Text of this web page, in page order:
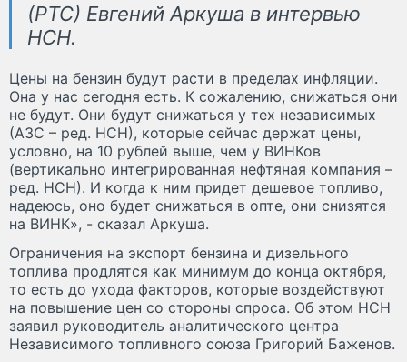
(РТС) Евгений Аркуша в интервью
НСН.
Цены на бензин будут расти в пределах инфляции.
Она у нас сегодня есть. К сожалению, снижаться они
не будут. Они будут снижаться у тех независимых
(АЗС – ред. НСН), которые сейчас держат цены,
условно, на 10 рублей выше, чем у ВИНКов
(вертикально интегрированная нефтяная компания –
ред. НСН). И когда к ним придет дешевое топливо,
надеюсь, оно будет снижаться в опте, они снизятся
на ВИНК», - сказал Аркуша.
Ограничения на экспорт бензина и дизельного
топлива продлятся как минимум до конца октября,
то есть до ухода факторов, которые воздействуют
на повышение цен со стороны спроса. Об этом НСН
заявил руководитель аналитического центра
Независимого топливного союза Григорий Баженов.